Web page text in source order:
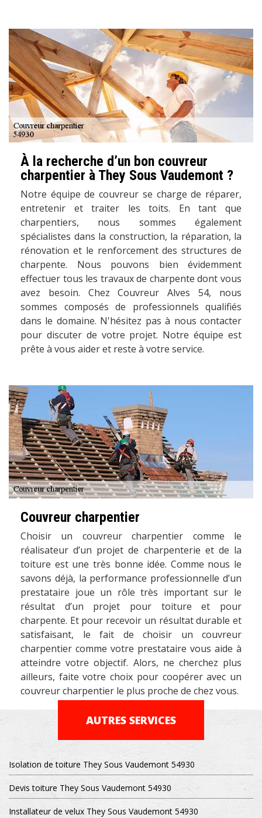
À la recherche d’un bon couvreur
charpentier à They Sous Vaudemont ?
Notre équipe de couvreur se charge de réparer,
entretenir et traiter les toits. En tant que
charpentiers, nous sommes également
spécialistes dans la construction, la réparation, la
rénovation et le renforcement des structures de
charpente. Nous pouvons bien évidemment
effectuer tous les travaux de charpente dont vous
avez besoin. Chez Couvreur Alves 54, nous
sommes composés de professionnels qualifiés
dans le domaine. N'hésitez pas à nous contacter
pour discuter de votre projet. Notre équipe est
prête à vous aider et reste à votre service.
Couvreur charpentier
Choisir un couvreur charpentier comme le
réalisateur d’un projet de charpenterie et de la
toiture est une très bonne idée. Comme nous le
savons déjà, la performance professionnelle d’un
prestataire joue un rôle très important sur le
résultat d’un projet pour toiture et pour
charpente. Et pour recevoir un résultat durable et
satisfaisant, le fait de choisir un couvreur
charpentier comme votre prestataire vous aide à
atteindre votre objectif. Alors, ne cherchez plus
ailleurs, faite votre choix pour coopérer avec un
couvreur charpentier le plus proche de chez vous.
AUTRES SERVICES
Isolation de toiture They Sous Vaudemont 54930
Devis toiture They Sous Vaudemont 54930
Installateur de velux They Sous Vaudemont 54930